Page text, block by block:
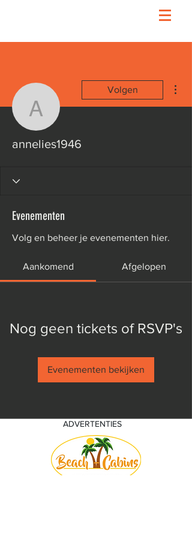
annelies1946
Volgen
annelies1946
Evenementen
Volg en beheer je evenementen hier.
Aankomend Afgelopen
Nog geen tickets of RSVP's
Evenementen bekijken
ADVERTENTIES